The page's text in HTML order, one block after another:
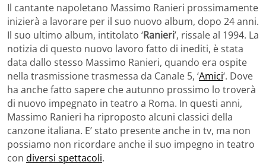
Il cantante napoletano Massimo Ranieri prossimamente
inizierà a lavorare per il suo nuovo album, dopo 24 anni.
Il suo ultimo album, intitolato ‘Ranieri’, rissale al 1994. La
notizia di questo nuovo lavoro fatto di inediti, è stata
data dallo stesso Massimo Ranieri, quando era ospite
nella trasmissionetrasmessa da Canale 5, ‘Amici‘. Dove
ha anche fatto sapere che autunno prossimo lo troverà
di nuovo impegnato in teatro a Roma. In questi anni,
Massimo Ranieri ha riproposto alcuni classici della
canzone italiana. E’ stato presente anche in tv, ma non
possiamo non ricordare anche il suo impegno in teatro
con diversi spettacoli.